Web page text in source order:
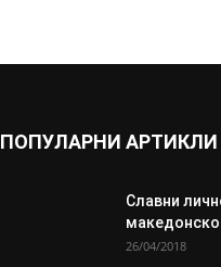
ПОПУЛАРНИ АРТИКЛИ
Славни
26/04/2018